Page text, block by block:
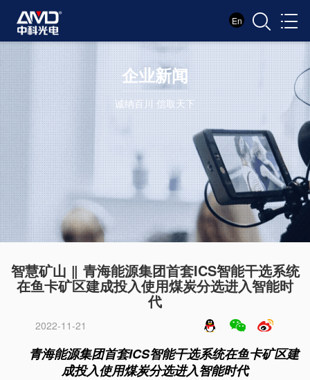
En
企业新闻
诚纳百川 信取天下
智慧矿山 ‖ 青海能源集团首套ICS智能干选系统
在鱼卡矿区建成投入使用煤炭分选进入智能时
代
2022-11-21
青海能源集团首套ICS智能干选系统在鱼卡矿区建
成投入使用煤炭分选进入智能时代